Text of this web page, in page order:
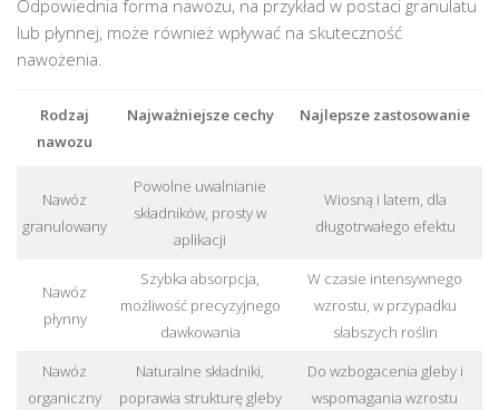
Odpowiednia forma nawozu, na przykład w postaci granulatu
lub płynnej, może również wpływać na skuteczność
nawożenia.
Rodzaj
nawozu
Najważniejsze cechy Najlepsze zastosowanie
Nawóz
granulowany
Powolne uwalnianie
składników, prosty w
aplikacji
Wiosną i latem, dla
długotrwałego efektu
Nawóz
płynny
Szybka absorpcja,
możliwość precyzyjnego
dawkowania
W czasie intensywnego
wzrostu, w przypadku
słabszych roślin
Nawóz
organiczny
Naturalne składniki,
poprawia strukturę gleby
Do wzbogacenia gleby i
wspomagania wzrostu